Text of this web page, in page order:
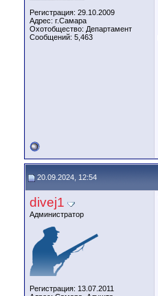
Регистрация: 29.10.2009
Адрес: г.Самара
Охотобщество: Департамент
Сообщений: 5,463
20.09.2024, 12:54
divej1
Администратор
Регистрация: 13.07.2011